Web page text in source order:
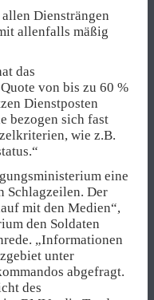
Diensträngen
allenfalls mäßig
das
von bis zu 60 %
Dienstposten
bezogen sich fast
wie z.B.
eine
Schlagzeilen. Der
mit den Medien“,
den Soldaten
„Informationen
unter
abgefragt.
des